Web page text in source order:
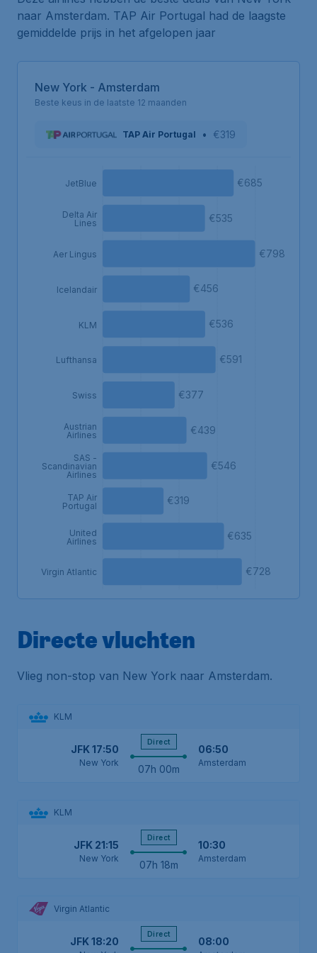
naar Amsterdam. TAP Air Portugal had de laagste
gemiddelde prijs in het afgelopen jaar
New York - Amsterdam
Beste keus in de laatste 12 maanden
TAP Air Portugal • €319
JetBlue
Delta Air
Lines
Aer Lingus
Icelandair
KLM
Lufthansa
Swiss
Austrian
Airlines
SAS -
Scandinavian
Airlines
TAP Air
Portugal
United
Airlines
Virgin Atlantic
€685
€535
€798
€456
€536
€591
€377
€439
€546
€319
€635
€728
Directe vluchten
Vlieg non-stop van New York naar Amsterdam.
KLM
JFK17:50
New York
Direct
07h 00m
06:50
Amsterdam
KLM
JFK 21:15
New York
Direct
07h 18m
10:30
Amsterdam
Virgin Atlantic
JFK18:20
Direct
08:00